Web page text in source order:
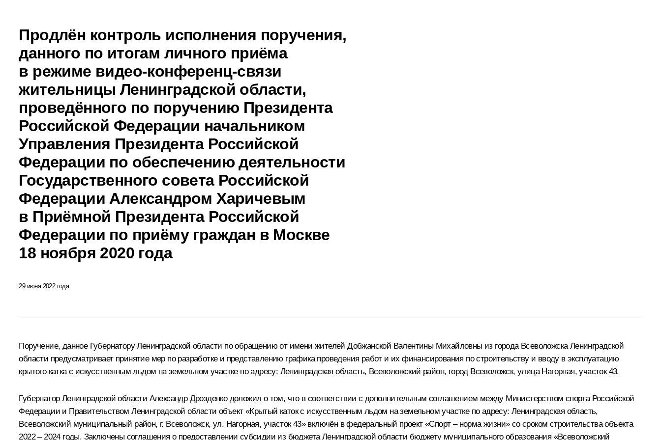
Продлён контроль исполнения поручения,
данного по итогам личного приёма
в режиме видео-конференц-связи
жительницы Ленинградской области,
проведённого по поручению Президента
Российской Федерации начальником
Управления Президента Российской
Федерации по обеспечению деятельности
Государственного совета Российской
Федерации Александром Харичевым
в Приёмной Президента Российской
Федерации по приёму граждан в Москве
18 ноября 2020 года
29 июня 2022 года
Поручение, данное Губернатору Ленинградской области по обращению от имени жителей Добжанской Валентины Михайловны из города Всеволожска Ленинградской
области предусматривает принятие мер по разработке и представлению графика проведения работ и их финансирования по строительству и вводу в эксплуатацию
крытого катка с искусственным льдом на земельном участке по адресу: Ленинградская область, Всеволожский район, город Всеволожск, улица Нагорная, участок 43.
Губернатор Ленинградской области Александр Дрозденко доложил о том, что в соответствии с дополнительным соглашением между Министерством спорта Российской
Федерации и Правительством Ленинградской области объект «Крытый каток с искусственным льдом на земельном участке по адресу: Ленинградская область,
Всеволожский муниципальный район, г. Всеволожск, ул. Нагорная, участок 43» включён в федеральный проект «Спорт – норма жизни» со сроком строительства объекта
2022 – 2024 годы. Заключены соглашения о предоставлении субсидии из бюджета Ленинградской области бюджету муниципального образования «Всеволожский